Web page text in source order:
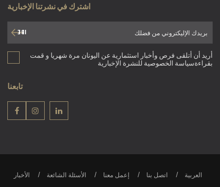
اشترك في نشرتنا الإخبارية
أريد أن أتلقى فرص وأخبار استثمارية عن اليونان مرة شهريا و قمت
بقراءةسياسة الخصوصية للنشرة الإخبارية
تابعنا
الأخبار الأسئلة الشائعة إعمل معنا اتصل بنا العربية